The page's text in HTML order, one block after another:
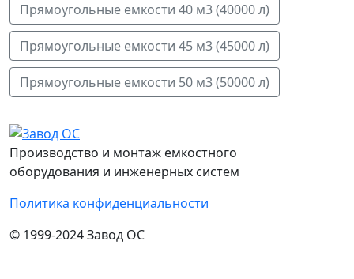
Прямоугольные емкости 40 м3 (40000 л)
Прямоугольные емкости 45 м3 (45000 л)
Прямоугольные емкости 50 м3 (50000 л)
Производство и монтаж емкостного
оборудования и инженерных систем
Политика конфиденциальности
© 1999-2024 Завод ОС